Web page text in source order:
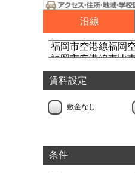
沿線
賃料設定
敷金なし
条件